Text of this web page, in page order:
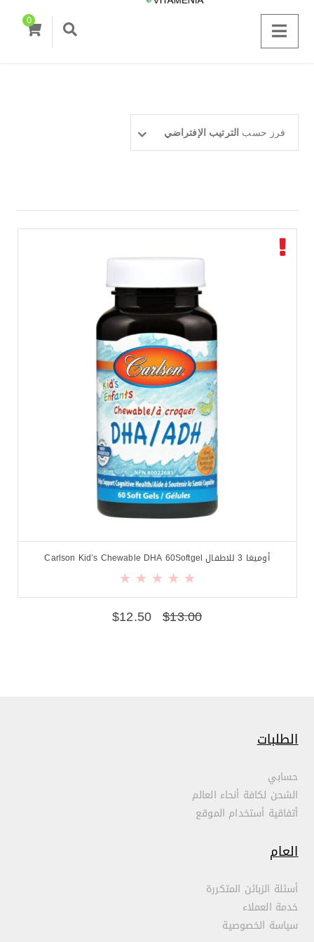
0
فرز حسب الترتيب الإفتراضي
أوميغا 3 للاطفال Carlson Kid’s Chewable DHA 60Softgel
$13.00
$12.50
الطلبات
حسابي
الشحن لكافة أنحاء العالم
أتفاقية أستخدام الموقع
العام
أسئلة الزبائن المتكررة
خدمة العملاء
سياسة الخصوصية